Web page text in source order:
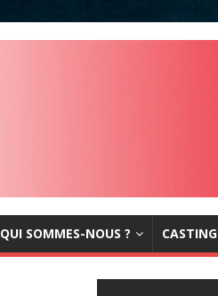
QUI SOMMES-NOUS ? CASTING